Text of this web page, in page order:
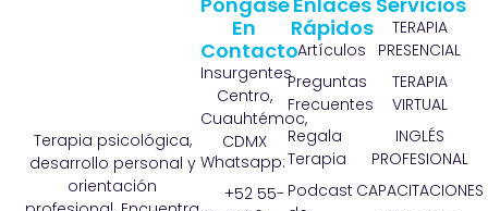
Terapia psicológica,
desarrollo personal y
orientación
TERAPIA
PRESENCIAL
TERAPIA
VIRTUAL
INGLÉS
PROFESIONAL
CAPACITACIONES
Rápidos
Artículos
Preguntas
Frecuentes
Regala
Terapia
Podcast
En
Contacto
Insurgentes
Centro,
Cuauhtémoc,
CDMX
Whatsapp:
+52 55-